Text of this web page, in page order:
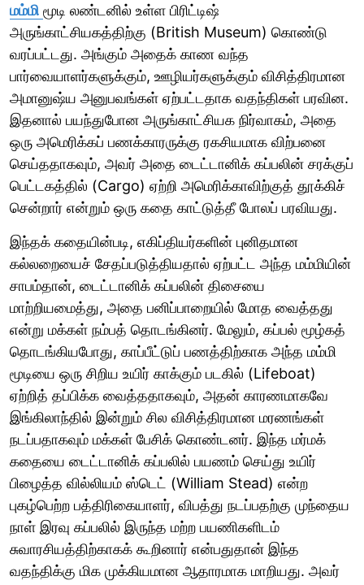
மம்மி மூடி லண்டனில் உள்ள பிரிட்டிஷ்
அருங்காட்சியகத்திற்கு (British Museum) கொண்டு
வரப்பட்டது. அங்கும் அதைக் காண வந்த
பார்வையாளர்களுக்கும், ஊழியர்களுக்கும் விசித்திரமான
அமானுஷ்ய அனுபவங்கள் ஏற்பட்டதாக வதந்திகள் பரவின.
இதனால் பயந்துபோன அருங்காட்சியக நிர்வாகம், அதை
ஒரு அமெரிக்கப் பணக்காரருக்கு ரகசியமாக விற்பனை
செய்ததாகவும், அவர் அதை டைட்டானிக் கப்பலின் சரக்குப்
பெட்டகத்தில் (Cargo) ஏற்றி அமெரிக்காவிற்குத் தூக்கிச்
சென்றார் என்றும் ஒரு கதை காட்டுத்தீ போலப் பரவியது.
இந்தக் கதையின்படி, எகிப்தியர்களின் புனிதமான
கல்லறையைச் சேதப்படுத்தியதால் ஏற்பட்ட அந்த மம்மியின்
சாபம்தான், டைட்டானிக் கப்பலின் திசையை
மாற்றியமைத்து, அதை பனிப்பாறையில் மோத வைத்தது
என்று மக்கள் நம்பத் தொடங்கினர். மேலும், கப்பல் மூழ்கத்
தொடங்கியபோது, காப்பீட்டுப் பணத்திற்காக அந்த மம்மி
மூடியை ஒரு சிறிய உயிர் காக்கும் படகில் (Lifeboat)
ஏற்றித் தப்பிக்க வைத்ததாகவும், அதன் காரணமாகவே
இங்கிலாந்தில் இன்றும் சில விசித்திரமான மரணங்கள்
நடப்பதாகவும் மக்கள் பேசிக் கொண்டனர். இந்த மர்மக்
கதையை டைட்டானிக் கப்பலில் பயணம் செய்து உயிர்
பிழைத்த வில்லியம் ஸ்டெட் (William Stead) என்ற
புகழ்பெற்ற பத்திரிகையாளர், விபத்து நடப்பதற்கு முந்தைய
நாள் இரவு கப்பலில் இருந்த மற்ற பயணிகளிடம்
சுவாரசியத்திற்காகக் கூறினார் என்பதுதான் இந்த
வதந்திக்கு மிக முக்கியமான ஆதாரமாக மாறியது. அவர்